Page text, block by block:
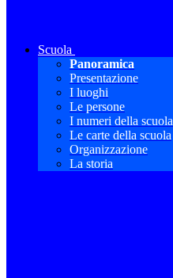
Scuola
Panoramica
Presentazione
I luoghi
Le persone
I numeri della scuola
Le carte della scuola
Organizzazione
La storia